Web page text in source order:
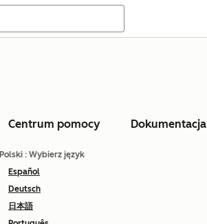
Centrum pomocy Dokumentacja
Polski : Wybierz język
Español
Deutsch
日本語